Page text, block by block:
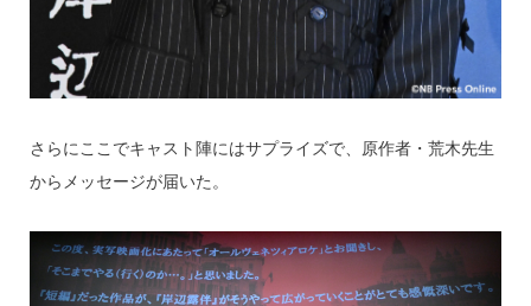
さらにここでキャスト陣にはサプライズで、原作者・荒木先生
からメッセージが届いた。